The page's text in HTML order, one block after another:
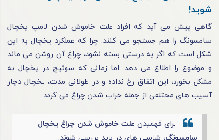
شوید!
گاهی پیش می‌ آید که افراد علت خاموش شدن لامپ یخچال
سامسونگ را هم جستجو می‌ کنند. چرا که عملکرد یخچال به این
شکل است که اگر به‌ درستی بسته نشود، چراغ آن روشن می‌ ماند
و موضوع را اطلاع می‌ دهد. اما زمانی که سوئیچ در یخچال به
مشکل بخورد، این اتفاق رخ نداده و در طولانی‌ مدت، یخچال دچار
آسیب‌ های مختلفی از جمله خراب‌ شدن چراغ می‌ گردد.
برای فهمیدن علت خاموش شدن چراغ یخچال